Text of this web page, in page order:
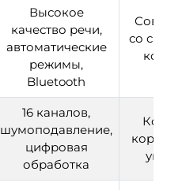
Высокое
качество речи,
автоматические
режимы,
Bluetooth
со
16 каналов,
шумоподавление,
цифровая
обработка